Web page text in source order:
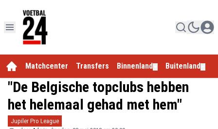
Matchcenter Transfers Binnenland Buitenland
"De Belgische topclubs hebben
het helemaal gehad met hem"
Jupiler Pro League